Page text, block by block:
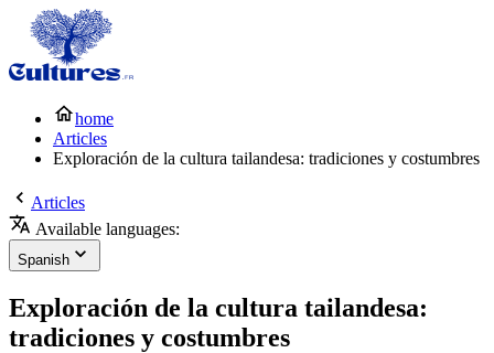
home
Articles
Exploración de la cultura tailandesa: tradiciones y costumbres
Articles
Available languages:
Spanish
Exploración de la cultura tailandesa:
tradiciones y costumbres